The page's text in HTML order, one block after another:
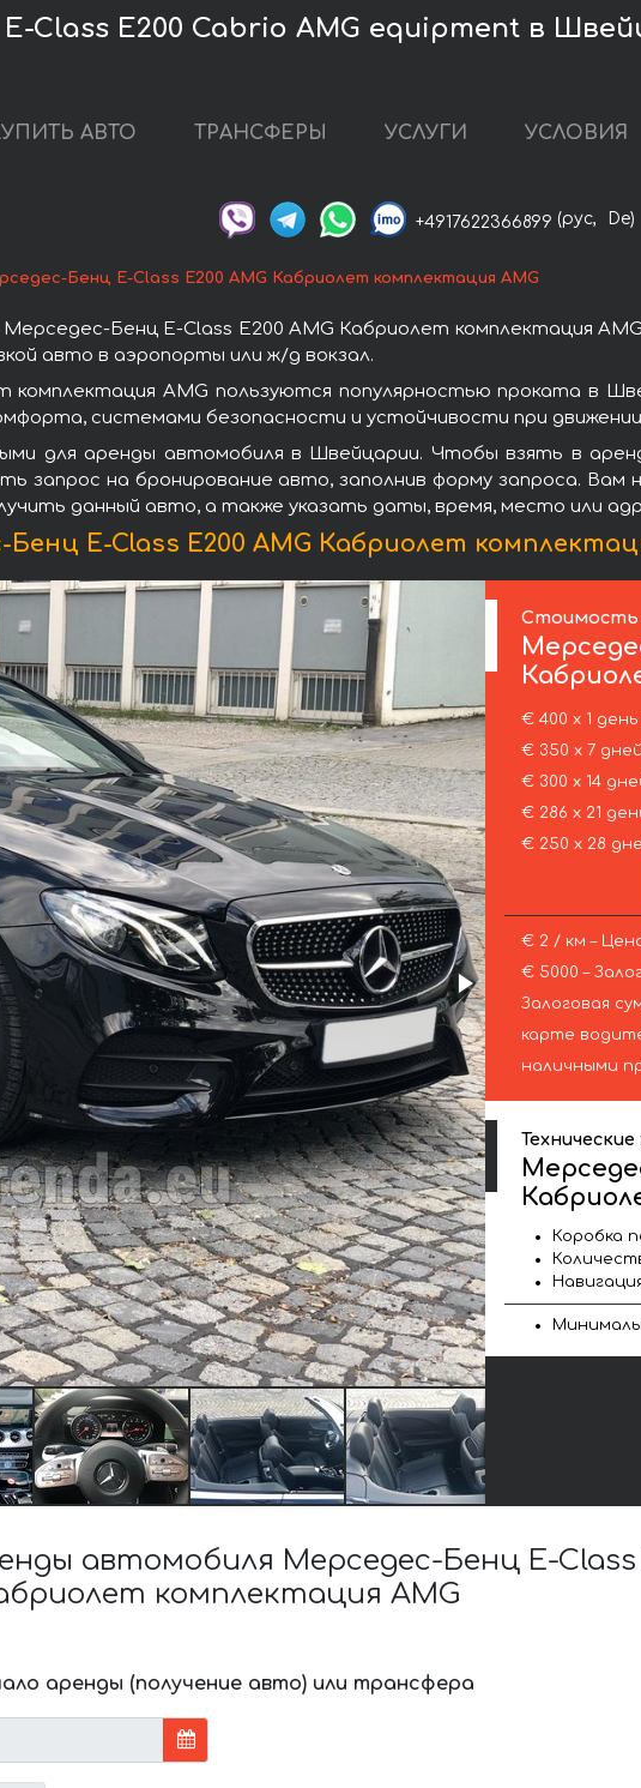
Class E200 Cabrio AMG equipment в
АВТО ТРАНСФЕРЫ УСЛУГИ УСЛОВИЯ
+4917622366899 (рус, De)
Бенц E-Class E200 AMG Кабриолет комплектация AMG
Бенц E-Class E200 AMG Кабриолет комплектация
авто в аэропорты или ж/д вокзал.
AMG пользуются популярностью проката в
системами безопасности и устойчивости при
для аренды автомобиля в Швейцарии. Чтобы взять в
запрос на бронирование авто, заполнив форму запроса. Вам
данный авто, а также указать даты, время, место или
E-Class E200 AMG Кабриолет
Стоимость
€ 400 х 1
€ 350 х 7
€ 300 х 14
€ 286 х 21
€ 250 х 28
€ 2 / км –
€ 5000 –
Залоговая
карте
наличными
Коробка
автомобиля Мерседес-Бенц E-Class
комплектация AMG
аренды (получение авто) или трансфера